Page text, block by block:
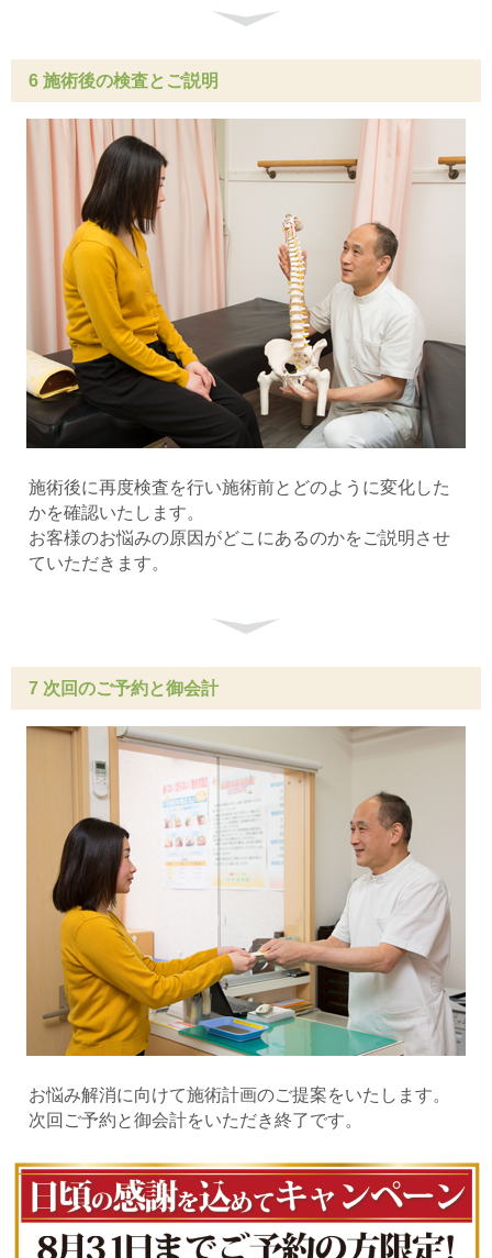
6 施術後の検査とご説明
施術後に再度検査を行い施術前とどのように変化した
かを確認いたします。
お客様のお悩みの原因がどこにあるのかをご説明させ
ていただきます。
7 次回のご予約と御会計
お悩み解消に向けて施術計画のご提案をいたします。
次回ご予約と御会計をいただき終了です。